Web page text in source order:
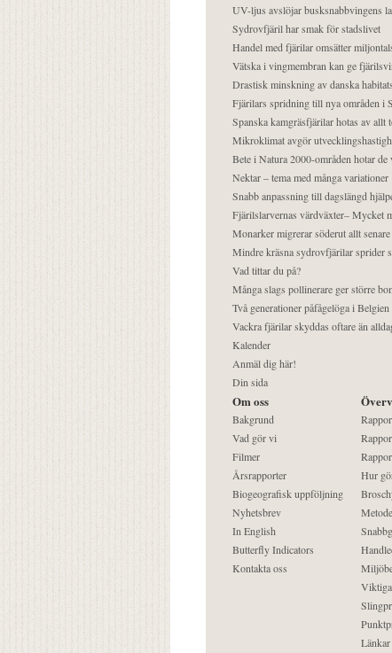
UV-ljus avslöjar busksnabbvingens
Sydrovfjäril har smak för stadslivet
Handel med fjärilar omsätter
Vätska i vingmembran kan ge
Drastisk minskning av danska
Fjärilars spridning till nya områden i
Spanska kamgräsfjärilar hotas av allt
Mikroklimat avgör
Bete i Natura 2000-områden hotar
Nektar – tema med många variationer
Snabb anpassning till dagslängd
Fjärilslarvernas värdväxter– Mycket
Monarker migrerar söderut allt senare
Mindre kräsna sydrovfjärilar sprider
Vad tittar du på?
Många slags pollinerare ger större
Två generationer påfågelöga i Belgien
Vackra fjärilar skyddas oftare än
Kalender
Anmäl dig här!
Din sida
Om oss
Bakgrund
Vad gör vi
Filmer
Årsrapporter
Biogeografisk uppföljning
Nyhetsbrev
In English
Butterfly Indicators
Kontakta oss
Hur